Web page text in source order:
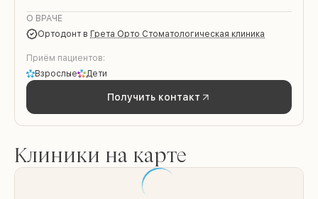
О ВРАЧЕ
ортодонт в Грета Орто Стоматологическая клиника
Приём пациентов:
Взрослые
Дети
Получить контакт
Клиники на карте